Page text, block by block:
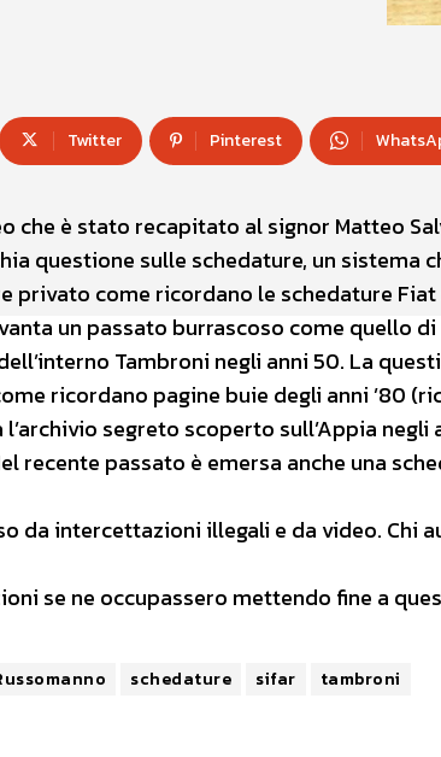
Twitter Pinterest
che è stato recapitato al signor Matteo
questione sulle schedature, un sistema
privato come ricordano le schedature
un passato burrascoso come quello
Tambroni negli anni 50. La
ricordano pagine buie degli anni ’80
segreto scoperto sull’Appia
recente passato è emersa anche una
da intercettazioni illegali e da video. Chi
se ne occupassero mettendo fine a
schedature sifar tambroni